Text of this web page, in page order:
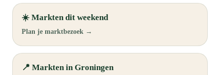
☀️ Markten dit weekend
Plan je marktbezoek →
📍 Markten in Groningen